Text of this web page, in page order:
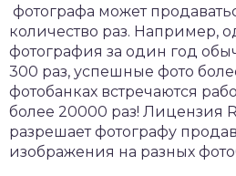
фотографа может
количество раз. Например,
фотография за один год
300 раз, успешные фото
фотобанках встречаются
более 20000 раз! Лицензия
разрешает фотографу
изображения на разных